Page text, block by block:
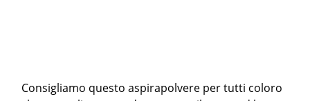
Consigliamo questo aspirapolvere per tutti coloro